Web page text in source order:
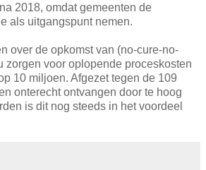
2018, omdat gemeenten de
als uitgangspunt nemen.
over de opkomst van (no-cure-no-
zorgen voor oplopende proceskosten
10 miljoen. Afgezet tegen de 109
onterecht ontvangen door te hoog
is dit nog steeds in het voordeel